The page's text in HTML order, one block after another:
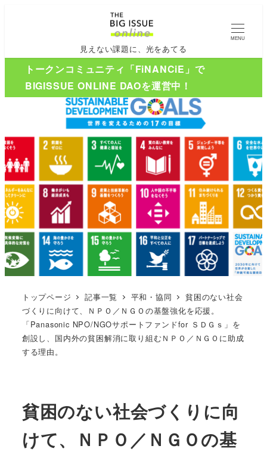
見えない課題に、光をあてる
MENU
トークンコミュニティ「FiNANCiE」で
BIGISSUE ONLINE DAOを運営中！
トップページ 記事一覧 平和・協同
貧困のない社会
づくりに向けて、ＮＰＯ／ＮＧＯの基盤強化を応援。
「Panasonic NPO/NGOサポートファンドfor ＳＤＧｓ」を
創設し、国内外の貧困解消に取り組むＮＰＯ／ＮＧＯに助成
する理由。
貧困のない社会づくりに向
けて、ＮＰＯ／ＮＧＯの基